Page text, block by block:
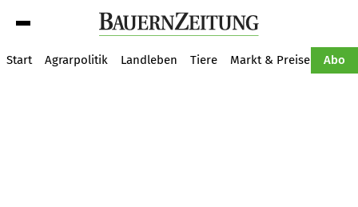
Start Agrarpolitik Landleben Tiere Markt & Preise Abo